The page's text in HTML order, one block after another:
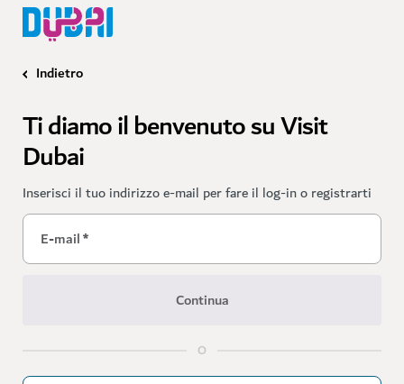
Indietro
Ti diamo il benvenuto su Visit
Dubai
Inserisci il tuo indirizzo e-mail per fare il log-in o registrarti
E-mail*
Continua
O